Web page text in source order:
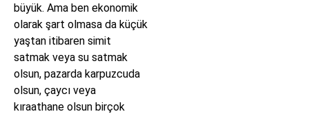
büyük. Ama ben ekonomik
olarak şart olmasa da küçük
yaştan itibaren simit
satmak veya su satmak
olsun, pazarda karpuzcuda
olsun, çaycı veya
kıraathane olsun birçok